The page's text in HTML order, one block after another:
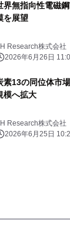
界無指向性電磁
を展望
Research株式会社
2026年6月26日
素13の同位体市
模へ拡大
Research株式会社
2026年6月25日